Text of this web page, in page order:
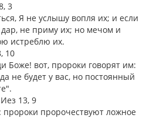
3
Я не услышу вопля их; и если
не приму их; но мечом и
истреблю их.
10
Боже! вот, пророки говорят им:
не будет у вас, но постоянный
13, 9
пророки пророчествуют ложное